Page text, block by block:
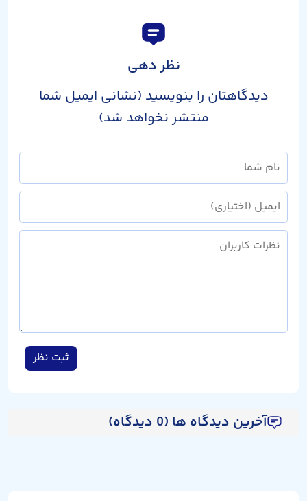
نظر دهی
دیدگاهتان را بنویسید (نشانی ایمیل شما
منتشر نخواهد شد)
ثبت نظر
آخرین دیدگاه ها (0 دیدگاه)